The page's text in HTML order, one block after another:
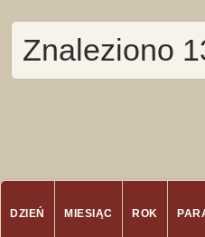
Znaleziono
DZIEŃ MIESIĄC ROK